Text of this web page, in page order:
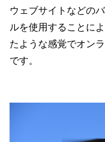
ウェブサイトなどの
ルを使用することに
たような感覚でオン
です。